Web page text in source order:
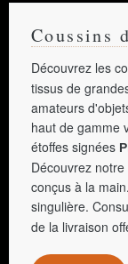
Coussins
Découvrez les
tissus de
amateurs
haut de gamme
étoffes signées
Découvrez
conçus à la
singulière.
de la livraison